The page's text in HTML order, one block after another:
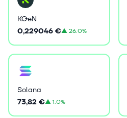
KGeN
0,229046 €▲26.0%
Solana
73,82 €▲1.0%